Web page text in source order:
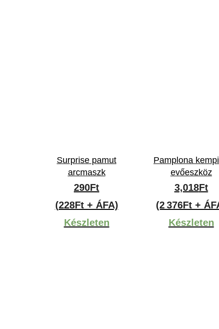
Surprise pamut
arcmaszk
290Ft
(228Ft + ÁFA)
Készleten
Pamplona
evőeszköz
3,018Ft
(2 376Ft +
Készleten